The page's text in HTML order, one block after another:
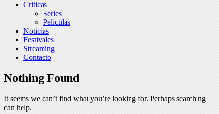
Criticas
Series
Películas
Noticias
Festivales
Streaming
Contacto
Nothing Found
It seems we can’t find what you’re looking for. Perhaps searching
can help.